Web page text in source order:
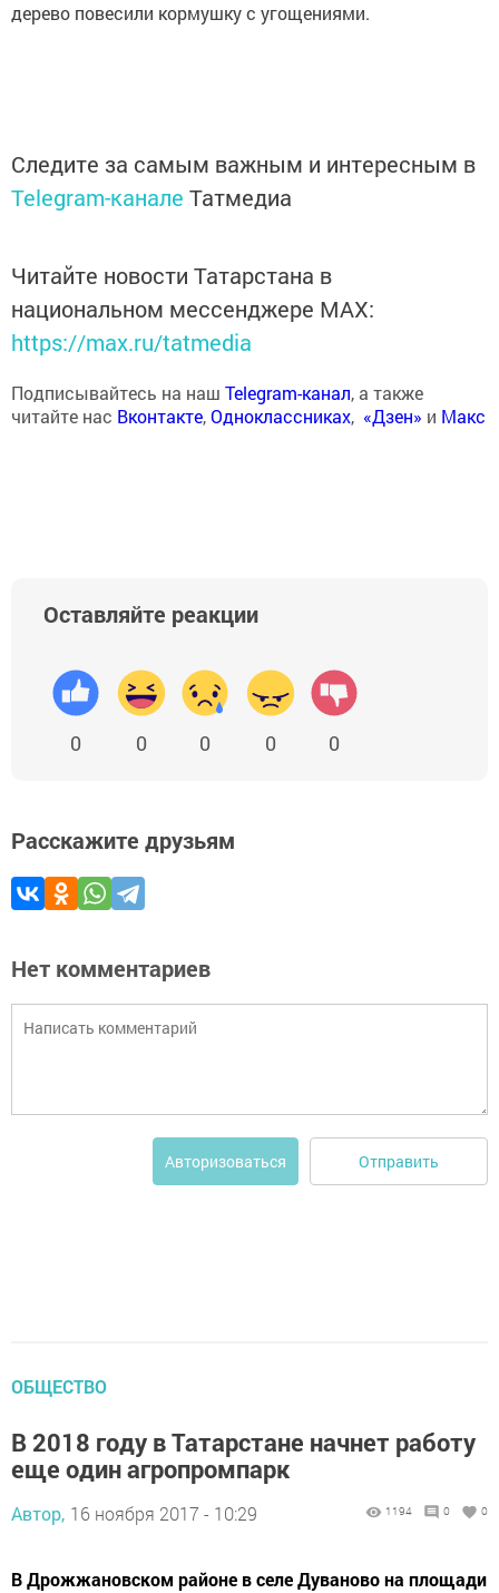
дерево повесили кормушку с угощениями.
Следите за самым важным и интересным в
Telegram-канале Татмедиа
Читайте новости Татарстана в
национальном мессенджере MАХ:
https://max.ru/tatmedia
Подписывайтесь на наш Telegram-канал, а также
читайте нас Вконтакте,Одноклассниках, «Дзен» и Макс
Оставляйте реакции
0 0 0 0 0
Расскажите друзьям
Нет комментариев
Авторизоваться Отправить
ОБЩЕСТВО
В 2018 году в Татарстане начнет работу
еще один агропромпарк
Автор, 16 ноября 2017 - 10:29 1194 0 0
В Дрожжановском районе в селе Дуваново на площади